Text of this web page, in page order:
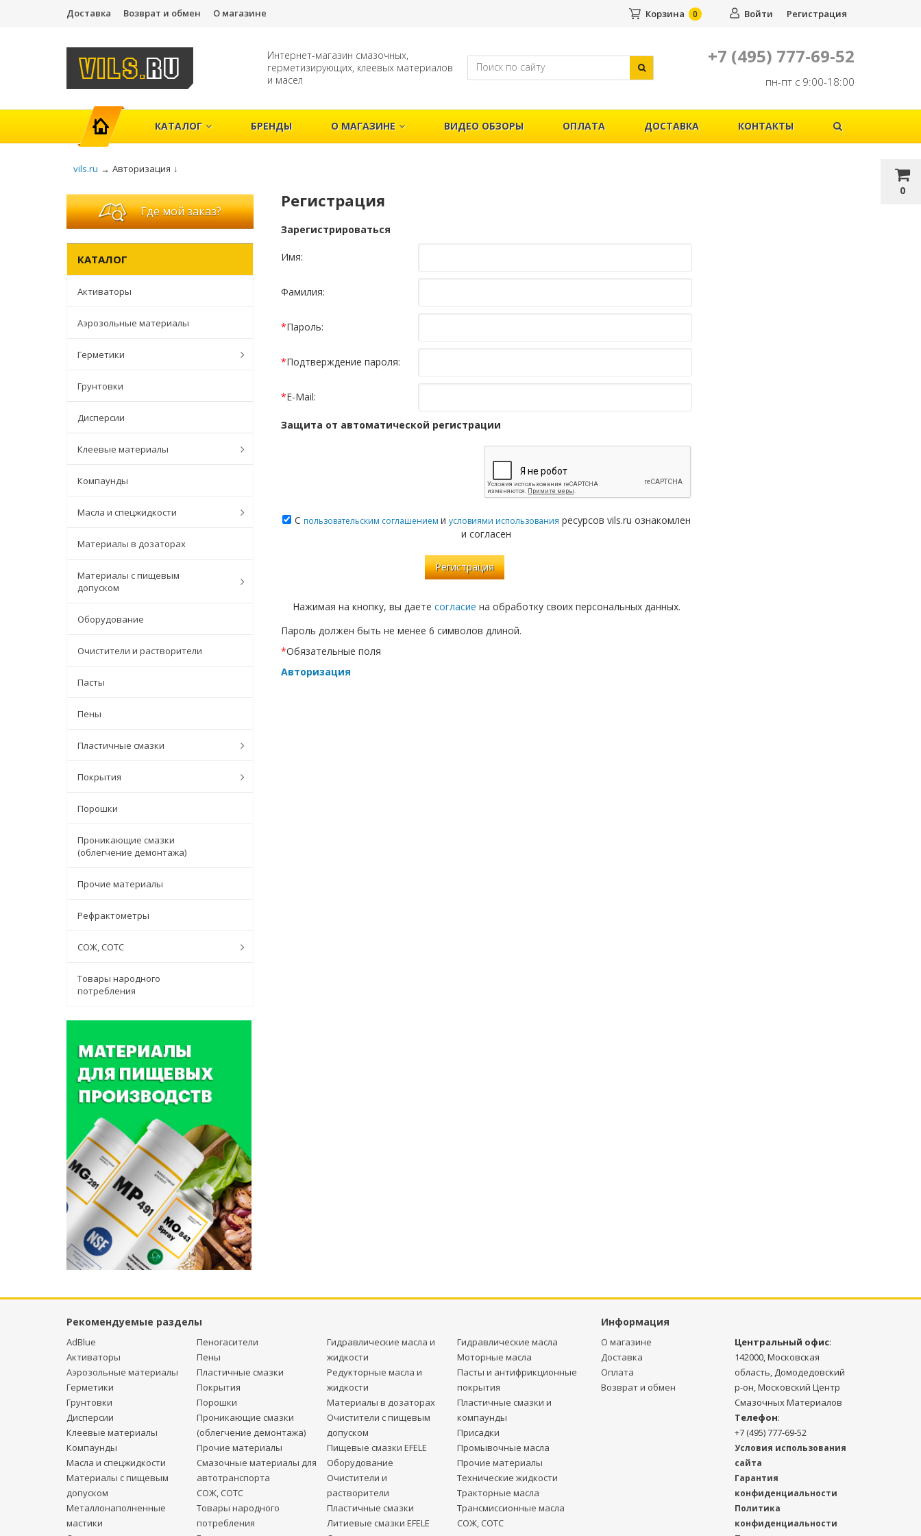
Доставка Возврат и обмен О магазине
0
Войти Регистрация
Корзина 0
Интернет-магазин смазочных,
герметизирующих, клеевых материалов
и масел
+7 (495) 777-69-52
пн-пт с 9:00-18:00
ГЛАВНАЯ
КАТАЛОГ БРЕНДЫ О МАГАЗИНЕ ВИДЕО ОБЗОРЫ ОПЛАТА ДОСТАВКА КОНТАКТЫ
vils.ru → Авторизация ↓
Где мой заказ?
КАТАЛОГ
Активаторы
Аэрозольные материалы
Герметики
Грунтовки
Дисперсии
Клеевые материалы
Компаунды
Масла и спецжидкости
Материалы в дозаторах
Материалы с пищевым
допуском
Оборудование
Очистители и растворители
Пасты
Пены
Пластичные смазки
Покрытия
Порошки
Проникающие смазки
(облегчение демонтажа)
Прочие материалы
Рефрактометры
СОЖ, СОТС
Товары народного
потребления
Регистрация
Зарегистрироваться
Имя:
Фамилия:
*Пароль:
*Подтверждение пароля:
*E-Mail:
Защита от автоматической регистрации
С пользовательским соглашением и условиями использования ресурсов vils.ru ознакомлен
и согласен
Нажимая на кнопку, вы даете согласие на обработку своих персональных данных.
Пароль должен быть не менее 6 символов длиной.
*Обязательные поля
Авторизация
Рекомендуемые разделы Информация
AdBlue
Активаторы
Аэрозольные материалы
Герметики
Грунтовки
Дисперсии
Клеевые материалы
Компаунды
Масла и спецжидкости
Материалы с пищевым
допуском
Металлонаполненные
мастики
Пеногасители
Пены
Пластичные смазки
Покрытия
Порошки
Проникающие смазки
(облегчение демонтажа)
Прочие материалы
Смазочные материалы для
автотранспорта
СОЖ, СОТС
Товары народного
потребления
Гидравлические масла и
жидкости
Редукторные масла и
жидкости
Материалы в дозаторах
Очистители с пищевым
допуском
Пищевые смазки EFELE
Оборудование
Очистители и
растворители
Пластичные смазки
Литиевые смазки EFELE
Гидравлические масла
Моторные масла
Пасты и антифрикционные
покрытия
Пластичные смазки и
компаунды
Присадки
Промывочные масла
Прочие материалы
Технические жидкости
Тракторные масла
Трансмиссионные масла
СОЖ, СОТС
О магазине
Доставка
Оплата
Возврат и обмен
Центральный офис:
142000, Московская
область, Домодедовский
р-он, Московский Центр
Смазочных Материалов
Телефон:
+7 (495) 777-69-52
Условия использования
сайта
Гарантия
конфиденциальности
Политика
конфиденциальности